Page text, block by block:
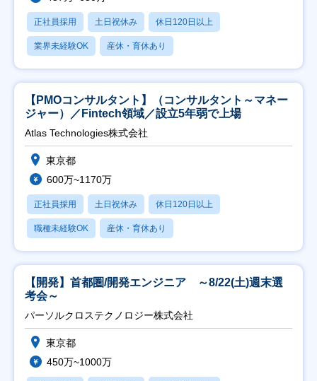
正社員採用 土日祝休み 休日120日以上
業界未経験OK 産休・育休あり
【PMOコンサルタント】（コンサルタント～マネー
ジャー）／Fintech領域／設立5年弱で上場
Atlas Technologies株式会社
東京都
600万~1170万
正社員採用 土日祝休み 休日120日以上
職種未経験OK 産休・育休あり
【開発】首都圏/開発エンジニア ～8/22(土)週末選
考会～
パーソルクロステクノロジー株式会社
東京都
450万~1000万